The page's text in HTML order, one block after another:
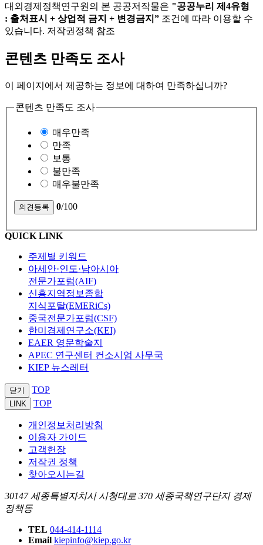
대외경제정책연구원의 본 공공저작물은 "공공누리 제4유형
: 출처표시 + 상업적 금지 + 변경금지” 조건에 따라 이용할 수
있습니다. 저작권정책 참조
콘텐츠 만족도 조사
이 페이지에서 제공하는 정보에 대하여 만족하십니까?
콘텐츠 만족도 조사
매우만족
만족
보통
불만족
매우불만족
0/100
QUICK LINK
주제별 키워드
아세안·인도·남아시아
전문가포럼(AIF)
신흥지역정보종합
지식포탈(EMERiCs)
중국전문가포럼(CSF)
한미경제연구소(KEI)
EAER 영문학술지
APEC 연구센터 컨소시엄 사무국
KIEP 뉴스레터
닫기 TOP
LINK TOP
개인정보처리방침
이용자 가이드
고객헌장
저작권 정책
찾아오시는길
30147 세종특별자치시 시청대로 370 세종국책연구단지 경제
정책동
TEL 044-414-1114
Email kiepinfo@kiep.go.kr